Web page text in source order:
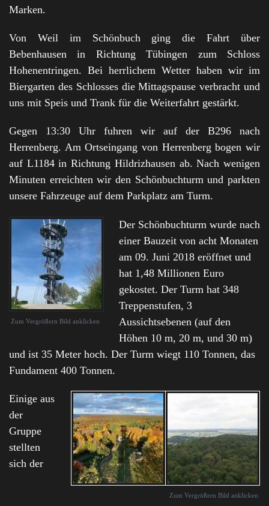
Marken.
Von Weil im Schönbuch ging die Fahrt über
Bebenhausen in Richtung Tübingen zum Schloss
Hohenentringen. Bei herrlichem Wetter haben wir im
Biergarten des Schlosses die Mittagspause verbracht und
uns mit Speis und Trank für die Weiterfahrt gestärkt.
Gegen 13:30 Uhr fuhren wir auf der B296 nach
Herrenberg. Am Ortseingang von Herrenberg bogen wir
auf L1184 in Richtung Hildrizhausen ab. Nach wenigen
Minuten erreichten wir den Schönbuchturm und parkten
unsere Fahrzeuge auf dem Parkplatz am Turm.
Zum Vergrößern Bild anklicken
Der Schönbuchturm wurde nach
einer Bauzeit von acht Monaten
am 09. Juni 2018 eröffnet und
hat 1,48 Millionen Euro
gekostet. Der Turm hat 348
Treppenstufen, 3
Aussichtsebenen (auf den
Höhen 10 m, 20 m, und 30 m)
und ist 35 Meter hoch. Der Turm wiegt 110 Tonnen, das
Fundament 400 Tonnen.
Zum Vergrößern Bild anklicken
Einige aus
der
Gruppe
stellten
sich der